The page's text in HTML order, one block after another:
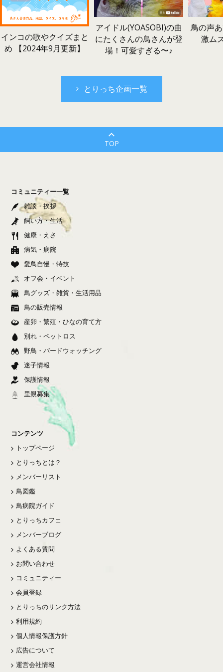
インコの歌やクイズまと
め 【2024年9月更新】
アイドル(YOASOBI)の曲
にたくさんの鳥さんが登
場！可愛すぎる〜♪
鳥の声
激ム
とりっち企画一覧
TOP
コミュニティー一覧
雑談・挨拶
飼い方・生活
健康・えさ
病気・病院
愛鳥自慢・特技
オフ会・イベント
鳥グッズ・雑貨・生活用品
鳥の販売情報
産卵・繁殖・ひなの育て方
別れ・ペットロス
野鳥・バードウォッチング
迷子情報
保護情報
里親募集
コンテンツ
トップページ
とりっちとは？
メンバーリスト
鳥図鑑
鳥病院ガイド
とりっちカフェ
メンバーブログ
よくある質問
お問い合わせ
コミュニティー
会員登録
とりっちのリンク方法
利用規約
個人情報保護方針
広告について
運営会社情報